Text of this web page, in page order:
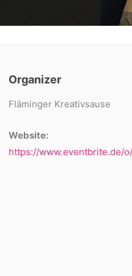
Organizer
Fläminger Kreativsause
Website:
https://www.eventbrite.de/